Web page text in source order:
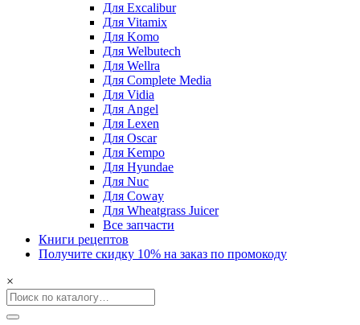
Для Excalibur
Для Vitamix
Для Komo
Для Welbutech
Для Wellra
Для Complete Media
Для Vidia
Для Angel
Для Lexen
Для Oscar
Для Kempo
Для Hyundae
Для Nuc
Для Coway
Для Wheatgrass Juicer
Все запчасти
Книги рецептов
Получите скидку 10% на заказ по промокоду
×